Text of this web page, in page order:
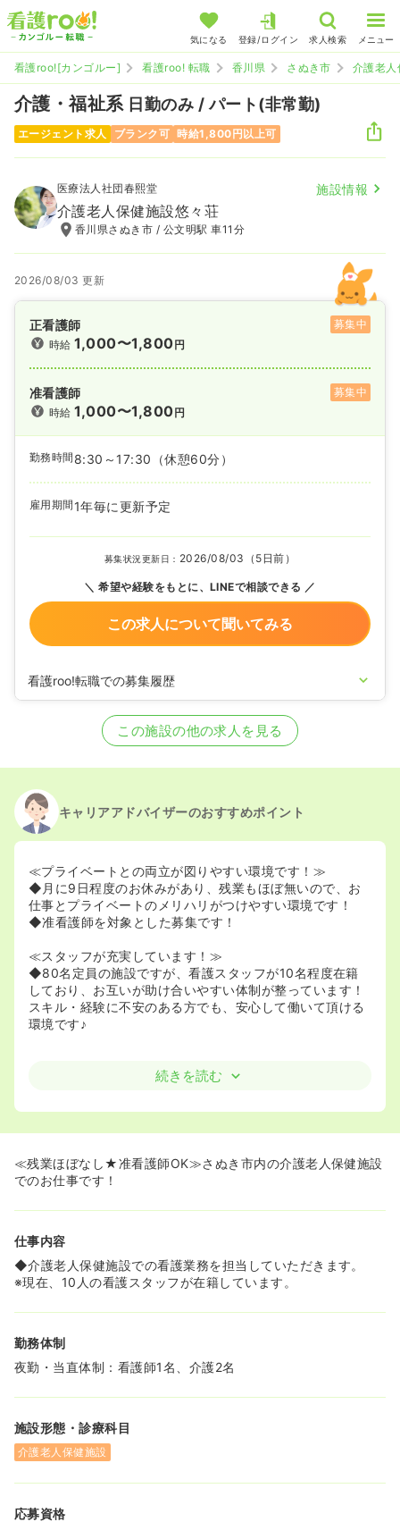
気になる 登録/ログイン 求人検索 メニュー
看護roo![カンゴルー] 看護roo! 転職 香川県 さぬき市 介護老
介護・福祉系 日勤のみ / パート(非常勤)
エージェント求人 ブランク可 時給1,800円以上可
医療法人社団春熙堂 施設情報
介護老人保健施設悠々荘
香川県さぬき市 / 公文明駅 車11分
2026/08/03 更新
正看護師
募集中
時給1,000〜1,800円
准看護師
募集中
時給1,000〜1,800円
勤務時間 8:30～17:30 （休憩60分）
雇用期間 1年毎に更新予定
募集状況更新日： 2026/08/03（5日前）
希望や経験をもとに、LINEで相談できる
この求人について聞いてみる
看護roo!転職での募集履歴
この施設の他の求人を見る
キャリアアドバイザーのおすすめポイント
≪プライベートとの両立が図りやすい環境です！≫
◆月に9日程度のお休みがあり、残業もほぼ無いので、お
仕事とプライベートのメリハリがつけやすい環境です！
◆准看護師を対象とした募集です！
≪スタッフが充実しています！≫
◆80名定員の施設ですが、看護スタッフが10名程度在籍
しており、お互いが助け合いやすい体制が整っています！
スキル・経験に不安のある方でも、安心して働いて頂ける
環境です♪
続きを読む
≪残業ほぼなし★准看護師OK≫さぬき市内の介護老人保健施設
でのお仕事です！
仕事内容
◆介護老人保健施設での看護業務を担当していただきます。
※現在、10人の看護スタッフが在籍しています。
勤務体制
夜勤・当直体制：看護師1名、介護2名
施設形態・診療科目
介護老人保健施設
応募資格